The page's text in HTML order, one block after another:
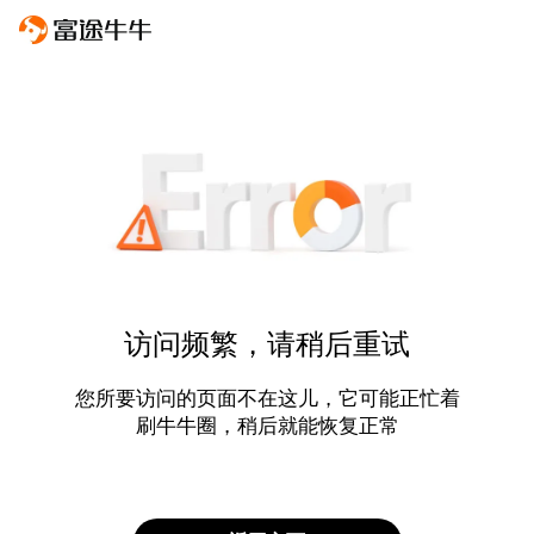
访问频繁，请稍后重试
您所要访问的页面不在这儿，它可能正忙着
刷牛牛圈，稍后就能恢复正常